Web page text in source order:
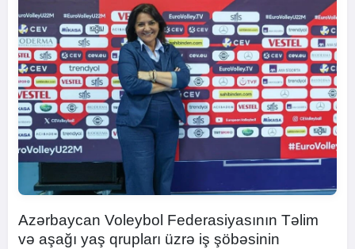
Azərbaycan Voleybol Federasiyasının Təlim
və aşağı yaş qrupları üzrə iş şöbəsinin